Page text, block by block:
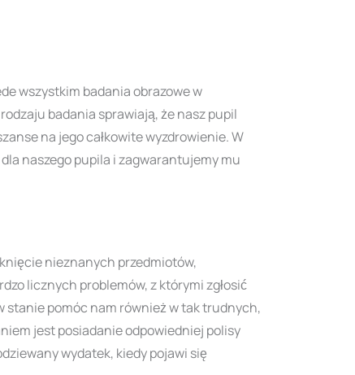
wszystkim badania obrazowe w
badania sprawiają, że nasz pupil
na jego całkowite wyzdrowienie. W
naszego pupila i zagwarantujemy mu
nieznanych przedmiotów,
licznych problemów, z którymi zgłosić
stanie pomóc nam również w tak trudnych,
jest posiadanie odpowiedniej polisy
wydatek, kiedy pojawi się